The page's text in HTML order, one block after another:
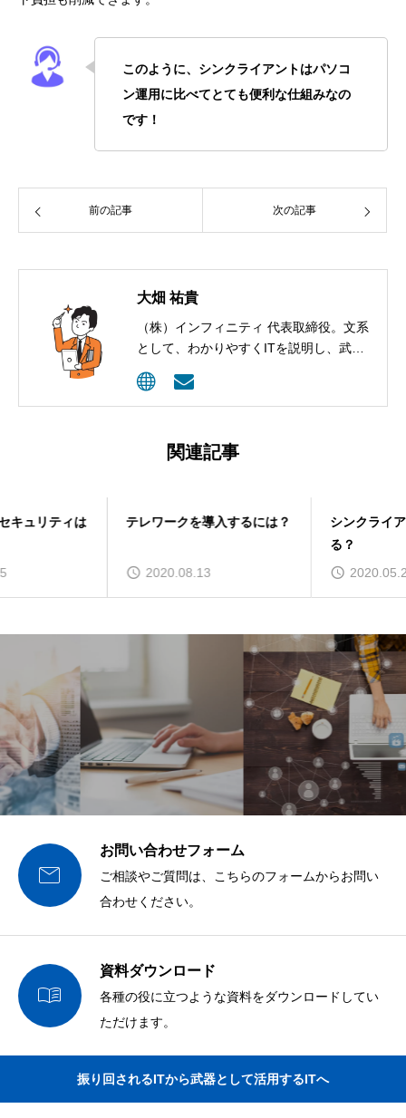
このように、シンクライアントはパソコ
ン運用に比べてとても便利な仕組みなの
です！
前の記事 次の記事
大畑 祐貴
（株）インフィニティ 代表取締役。文系
として、わかりやすくITを説明し、武器
として活用してもらうコンサルティング
を行っています。
関連記事
テレワークを導入するには？
シンクライアントの弱点はあ

お問い合わせフォーム
ご相談やご質問は、こちらのフォームからお問い
合わせください。

資料ダウンロード
各種の役に立つような資料をダウンロードしてい
ただけます。
振り回されるITから武器として活用するITへ